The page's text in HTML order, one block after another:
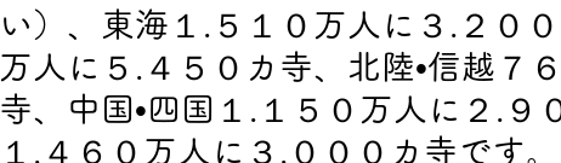
い）、東海１.５１０万人に３.２０
万人に５.４５０カ寺、北陸•信越７
寺、中国•四国１.１５０万人に２.９
１.４６０万人に３.０００カ寺です。